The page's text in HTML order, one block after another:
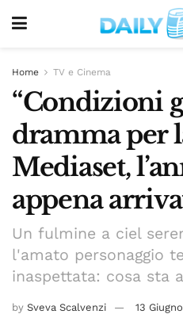
Home TV e Cinema
“Condizioni
dramma per
Mediaset,
appena
Un fulmine a ciel
l'amato personaggio
inaspettata: cosa sta
by Sveva Scalvenzi 13